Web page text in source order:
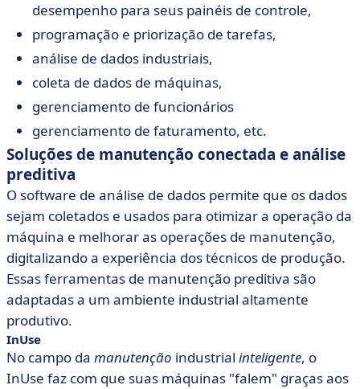
desempenho para seus painéis de controle,
programação e priorização de tarefas,
análise de dados industriais,
coleta de dados de máquinas,
gerenciamento de funcionários
gerenciamento de faturamento, etc.
Soluções de manutenção conectada e análise
preditiva
O software de análise de dados permite que os dados
sejam coletados e usados para otimizar a operação da
máquina e melhorar as operações de manutenção,
digitalizando a experiência dos técnicos de produção.
Essas ferramentas de manutenção preditiva são
adaptadas a um ambiente industrial altamente
produtivo.
InUse
No campo da manutenção industrial inteligente, o
InUse faz com que suas máquinas "falem" graças aos